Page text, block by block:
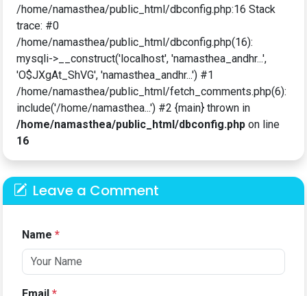
/home/namasthea/public_html/dbconfig.php:16 Stack
trace: #0
/home/namasthea/public_html/dbconfig.php(16):
mysqli->__construct('localhost', 'namasthea_andhr...',
'O$JXgAt_ShVG', 'namasthea_andhr...') #1
/home/namasthea/public_html/fetch_comments.php(6):
include('/home/namasthea...') #2 {main} thrown in
/home/namasthea/public_html/dbconfig.php on line
16
Leave a Comment
Name *
Email *